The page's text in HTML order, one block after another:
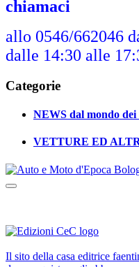
chiamaci
allo 0546/662046
dalle 14:30 alle
Categorie
NEWS dal mondo dei
VETTURE ED
Il sito della casa editrice